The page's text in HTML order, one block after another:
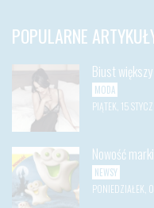
POPULARNE
Biust
MODA
PIĄTEK, 15
Nowość
NEWSY